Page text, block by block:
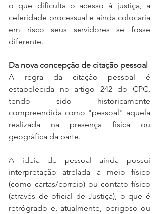
o que dificulta o acesso à justiça, a
celeridade processual e ainda colocaria
em risco seus servidores se fosse
diferente.
Da nova concepção de citação pessoal
A regra da citação pessoal é
estabelecida no artigo 242 do CPC,
tendo sido historicamente
compreendida como "pessoal" aquela
realizada na presença física ou
geográfica da parte.
A ideia de pessoal ainda possui
interpretação atrelada a meio físico
(como cartas/correio) ou contato físico
(através de oficial de Justiça), o que é
retrógrado e, atualmente, perigoso ou